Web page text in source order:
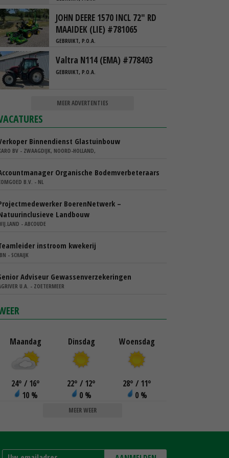
JOHN DEERE 1570 INCL 72" RD
MAAIDEK (LIE) #781065
GEBRUIKT, P.O.A.
Valtra N114 (EMA) #778403
GEBRUIKT, P.O.A.
MEER ADVERTENTIES
Binnendienst Glastuinbouw
BV - ZWAAGDIJK, NOORD-HOLLAND,
Organische Bodemverbeteraars
B.V. - NL
BoerenNetwerk –
Landbouw
- ABCOUDE
instroom kwekerij
- SCHAIJK
Adviseur Gewassenverzekeringen
U.A. - ZOETERMEER
Maandag
24° / 16°
10 %
Dinsdag
22° / 12°
0 %
Woensdag
28° / 11°
0 %
MEER WEER